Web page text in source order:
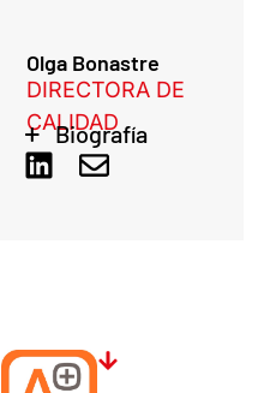
Olga Bonastre
DIRECTORA DE
CALIDAD
Biografía